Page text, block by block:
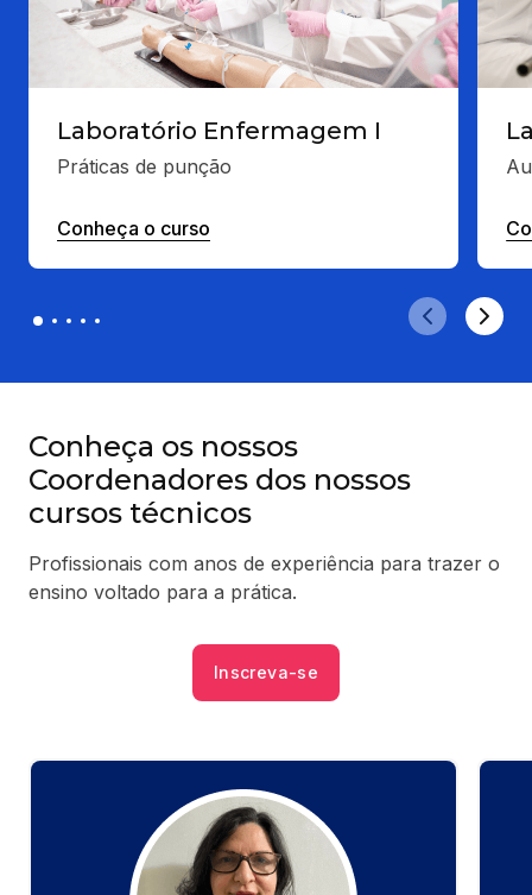
Laboratório Enfermagem I
Práticas de punção
Conheça o curso
Conheça os nossos
Coordenadores dos nossos
cursos técnicos
Profissionais com anos de experiência para trazer o
ensino voltado para a prática.
Inscreva-se